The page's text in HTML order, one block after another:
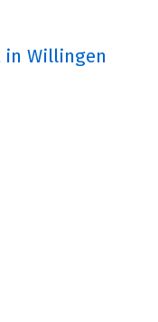
in Willingen